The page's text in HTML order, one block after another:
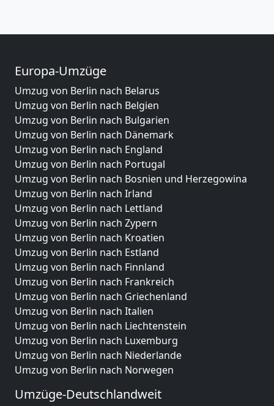
Europa-Umzüge
Umzug von Berlin nach Belarus
Umzug von Berlin nach Belgien
Umzug von Berlin nach Bulgarien
Umzug von Berlin nach Dänemark
Umzug von Berlin nach England
Umzug von Berlin nach Portugal
Umzug von Berlin nach Bosnien und Herzegowina
Umzug von Berlin nach Irland
Umzug von Berlin nach Lettland
Umzug von Berlin nach Zypern
Umzug von Berlin nach Kroatien
Umzug von Berlin nach Estland
Umzug von Berlin nach Finnland
Umzug von Berlin nach Frankreich
Umzug von Berlin nach Griechenland
Umzug von Berlin nach Italien
Umzug von Berlin nach Liechtenstein
Umzug von Berlin nach Luxemburg
Umzug von Berlin nach Niederlande
Umzug von Berlin nach Norwegen
Umzüge-Deutschlandweit